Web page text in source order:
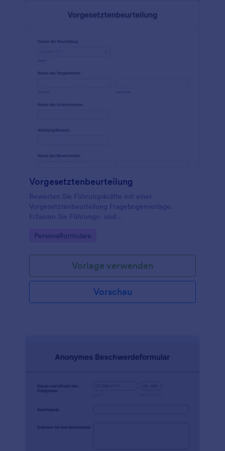
herunterladen. Passen Sie das Formular an Ihren
Ihrer Website ein und beginnen Sie, die
Vorgesetztenbeurteilung
Bewerten Sie Führungskräfte mit einer
Vorgesetztenbeurteilung Fragebogenvorlage.
Erfassen Sie Führungs- und
Leistungsbeurteilungen — einfach und effektiv.
Go to Category:
Personalformulare
Vorlage verwenden
Vorschau